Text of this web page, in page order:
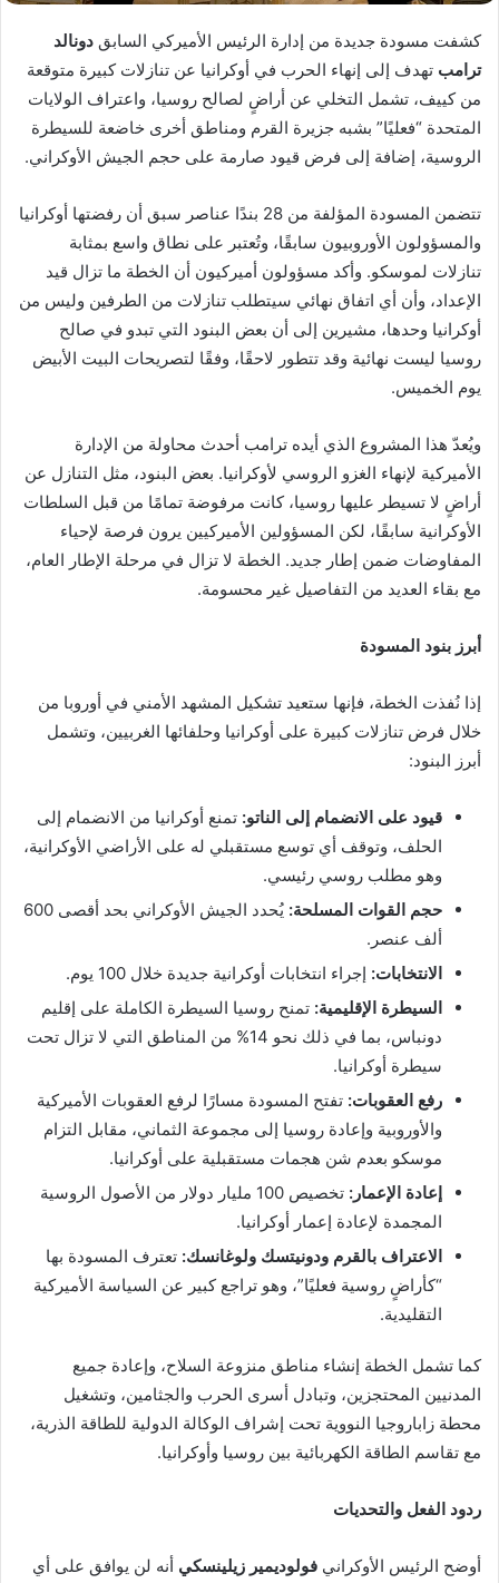
كشفت مسودة جديدة من إدارة الرئيس الأميركي السابق دونالد
ترامب تهدف إلى إنهاء الحرب في أوكرانيا عن تنازلات كبيرة متوقعة
من كييف، تشمل التخلي عن أراضٍ لصالح روسيا، واعتراف الولايات
المتحدة “فعليًا” بشبه جزيرة القرم ومناطق أخرى خاضعة للسيطرة
الروسية، إضافة إلى فرض قيود صارمة على حجم الجيش الأوكراني.
تتضمن المسودة المؤلفة من 28 بندًا عناصر سبق أن رفضتها أوكرانيا
والمسؤولون الأوروبيون سابقًا، وتُعتبر على نطاق واسع بمثابة
تنازلات لموسكو. وأكد مسؤولون أميركيون أن الخطة ما تزال قيد
الإعداد، وأن أي اتفاق نهائي سيتطلب تنازلات من الطرفين وليس من
أوكرانيا وحدها، مشيرين إلى أن بعض البنود التي تبدو في صالح
روسيا ليست نهائية وقد تتطور لاحقًا، وفقًا لتصريحات البيت الأبيض
يوم الخميس.
ويُعدّ هذا المشروع الذي أيده ترامب أحدث محاولة من الإدارة
الأميركية لإنهاء الغزو الروسي لأوكرانيا. بعض البنود، مثل التنازل عن
أراضٍ لا تسيطر عليها روسيا، كانت مرفوضة تمامًا من قبل السلطات
الأوكرانية سابقًا، لكن المسؤولين الأميركيين يرون فرصة لإحياء
المفاوضات ضمن إطار جديد. الخطة لا تزال في مرحلة الإطار العام،
مع بقاء العديد من التفاصيل غير محسومة.
أبرز بنود المسودة
إذا نُفذت الخطة، فإنها ستعيد تشكيل المشهد الأمني في أوروبا من
خلال فرض تنازلات كبيرة على أوكرانيا وحلفائها الغربيين، وتشمل
أبرز البنود:
قيود على الانضمام إلى الناتو: تمنع أوكرانيا من الانضمام إلى
الحلف، وتوقف أي توسع مستقبلي له على الأراضي الأوكرانية،
وهو مطلب روسي رئيسي.
حجم القوات المسلحة:
يُحدد الجيش الأوكراني بحد أقصى 600
ألف عنصر.
الانتخابات: إجراء انتخابات أوكرانية جديدة خلال 100 يوم.
السيطرة الإقليمية: تمنح روسيا السيطرة الكاملة على إقليم
دونباس، بما في ذلك نحو 14% من المناطق التي لا تزال تحت
سيطرة أوكرانيا.
رفع العقوبات: تفتح المسودة مسارًا لرفع العقوبات الأميركية
والأوروبية وإعادة روسيا إلى مجموعة الثماني، مقابل التزام
موسكو بعدم شن هجمات مستقبلية على أوكرانيا.
إعادة الإعمار:
تخصيص 100 مليار دولار من الأصول الروسية
المجمدة لإعادة إعمار أوكرانيا.
الاعتراف بالقرم ودونيتسك ولوغانسك: تعترف المسودة بها
“كأراضٍ روسية فعليًا”، وهو تراجع كبير عن السياسة الأميركية
التقليدية.
كما تشمل الخطة إنشاء مناطق منزوعة السلاح، وإعادة جميع
المدنيين المحتجزين، وتبادل أسرى الحرب والجثامين، وتشغيل
محطة زاباروجيا النووية تحت إشراف الوكالة الدولية للطاقة الذرية،
مع تقاسم الطاقة الكهربائية بين روسيا وأوكرانيا.
ردود الفعل والتحديات
أوضح الرئيس الأوكراني فولوديمير زيلينسكي أنه لن يوافق على أي